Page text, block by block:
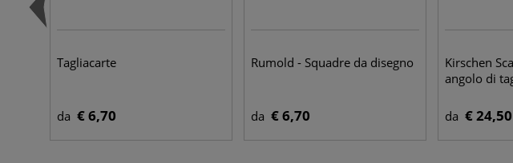
Tagliacarte
da € 6,70
Rumold - Squadre da disegno
da € 6,70
Kirschen
angolo di
da € 24,50